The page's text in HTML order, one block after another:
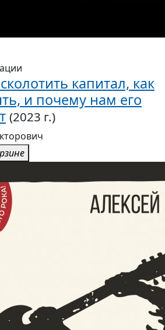
капитал, как
и почему нам его
(2023 г.)